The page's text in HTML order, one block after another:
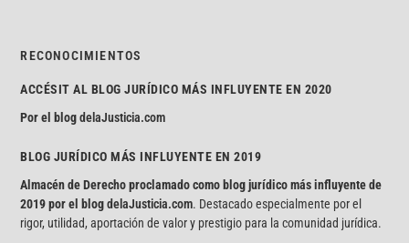
RECONOCIMIENTOS
ACCÉSIT AL BLOG JURÍDICO MÁS INFLUYENTE EN 2020
Por el blogdelaJusticia.com
BLOG JURÍDICO MÁS INFLUYENTE EN 2019
Almacén de Derecho proclamado como blog jurídico más influyente de
2019 por el blogdelaJusticia.com. Destacado especialmente por el
rigor, utilidad, aportación de valor y prestigio para la comunidad jurídica.